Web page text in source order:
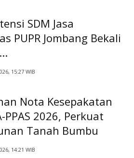
SDM Jasa
PUPR Jombang Bekali
15:27 WIB
Nota Kesepakatan
PPAS 2026, Perkuat
Tanah Bumbu
14:21 WIB